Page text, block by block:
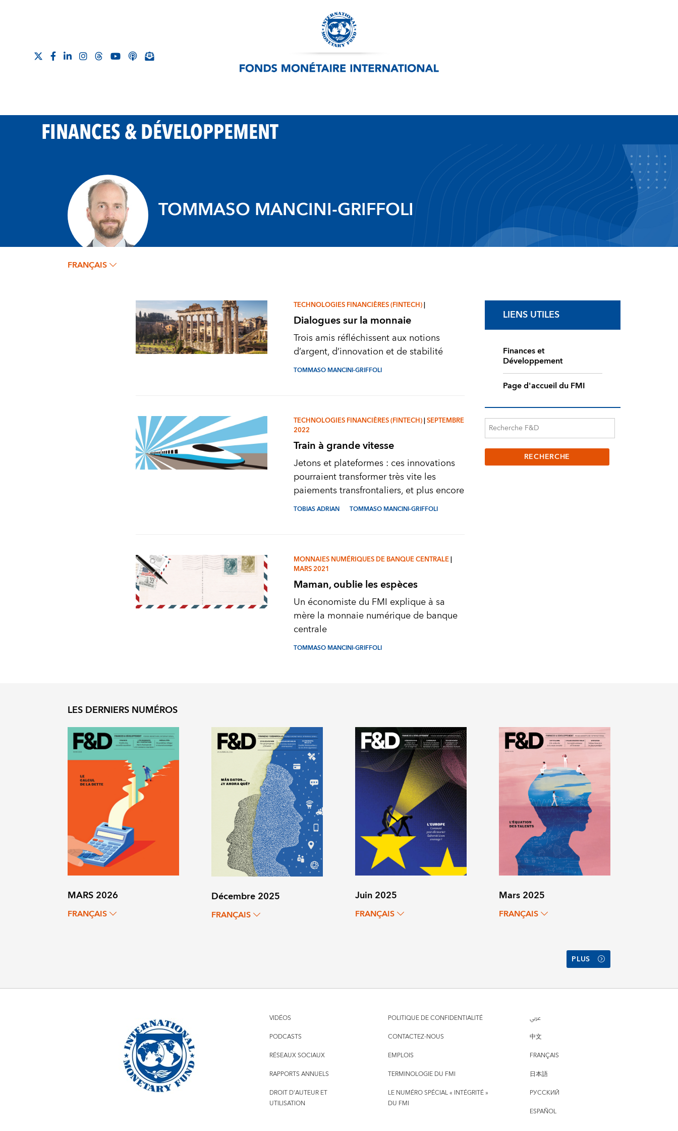
FINANCES & DÉVELOPPEMENT
TOMMASO MANCINI-GRIFFOLI
FRANÇAIS
TECHNOLOGIES FINANCIÈRES (FINTECH)|
Dialogues sur la monnaie
Trois amis réfléchissent aux notions
d’argent, d’innovation et de stabilité
TOMMASO MANCINI-GRIFFOLI
TECHNOLOGIES FINANCIÈRES (FINTECH)|SEPTEMBRE
2022
Train à grande vitesse
Jetons et plateformes : ces innovations
pourraient transformer très vite les
paiements transfrontaliers, et plus encore
TOBIAS ADRIAN TOMMASO MANCINI-GRIFFOLI
MONNAIES NUMÉRIQUES DE BANQUE CENTRALE|
MARS 2021
Maman, oublie les espèces
Un économiste du FMI explique à sa
mère la monnaie numérique de banque
centrale
TOMMASO MANCINI-GRIFFOLI
LIENS UTILES
Finances et
Développement
Page d'accueil du FMI
LES DERNIERS NUMÉROS
MARS 2026
FRANÇAIS
Décembre 2025
FRANÇAIS
Juin 2025
FRANÇAIS
Mars 2025
FRANÇAIS
PLUS
VIDÉOS
PODCASTS
RÉSEAUX SOCIAUX
RAPPORTS ANNUELS
DROIT D'AUTEUR ET
UTILISATION
POLITIQUE DE CONFIDENTIALITÉ
CONTACTEZ-NOUS
EMPLOIS
TERMINOLOGIE DU FMI
LE NUMÉRO SPÉCIAL « INTÉGRITÉ »
DU FMI
عربي
中文
FRANÇAIS
日本語
РУССКИЙ
ESPAÑOL